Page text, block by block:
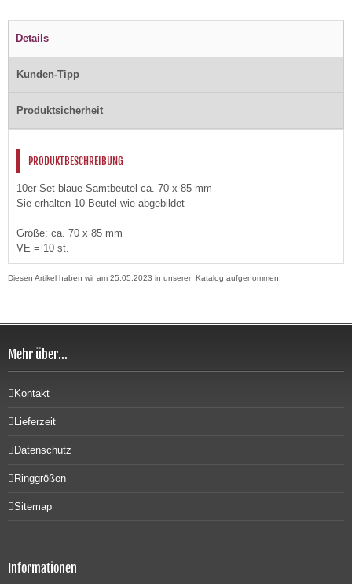
Details
Kunden-Tipp
Produktsicherheit
PRODUKTBESCHREIBUNG
10er Set blaue Samtbeutel ca. 70 x 85 mm
Sie erhalten 10 Beutel wie abgebildet
Größe: ca. 70 x 85 mm
VE = 10 st.
Diesen Artikel haben wir am 25.05.2023 in unseren Katalog aufgenommen.
Mehr über...
Kontakt
Lieferzeit
Datenschutz
Ringgrößen
Sitemap
Informationen